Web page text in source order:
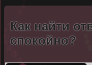
Как найти
спокойно?